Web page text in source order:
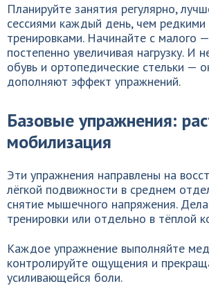
Планируйте занятия регулярно,
сессиями каждый день, чем
тренировками. Начинайте с малого
постепенно увеличивая нагрузку. И
обувь и ортопедические стельки —
дополняют эффект упражнений.
Базовые упражнения:
мобилизация
Эти упражнения направлены на
лёгкой подвижности в среднем
снятие мышечного напряжения.
тренировки или отдельно в тёплой
Каждое упражнение выполняйте
контролируйте ощущения и
усиливающейся боли.